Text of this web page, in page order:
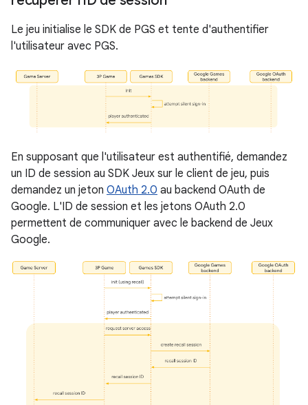
Le jeu initialise le SDK de PGS et tente d'authentifier
l'utilisateur avec PGS.
En supposant que l'utilisateur est authentifié, demandez
un ID de session au SDK Jeux sur le client de jeu, puis
demandez un jeton OAuth 2.0 au backend OAuth de
Google. L'ID de session et les jetons OAuth 2.0
permettent de communiquer avec le backend de Jeux
Google.